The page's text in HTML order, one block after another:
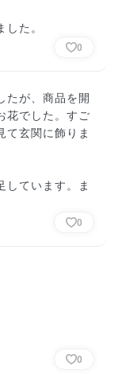
た。
0
たが、商品を開
花でした。すご
て玄関に飾りま
しています。ま
0
0